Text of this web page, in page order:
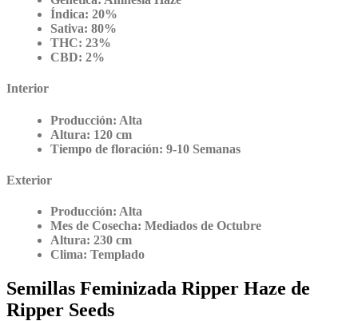
Índica: 20%
Sativa: 80%
THC: 23%
CBD: 2%
Interior
Producción: Alta
Altura: 120 cm
Tiempo de floración: 9-10 Semanas
Exterior
Producción: Alta
Mes de Cosecha: Mediados de Octubre
Altura: 230 cm
Clima: Templado
Semillas Feminizada Ripper Haze de
Ripper Seeds